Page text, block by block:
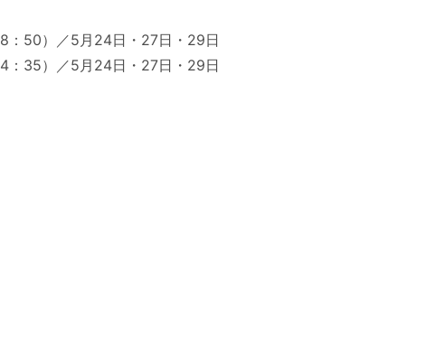
：50）／5月24日・27日・29日
：35）／5月24日・27日・29日